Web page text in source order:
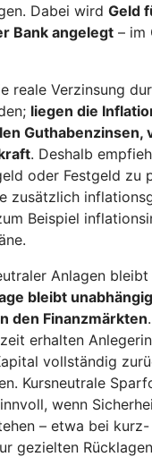
Dabei wird Geld
Bank angelegt – im
reale Verzinsung
liegen die
Guthabenzinsen,
. Deshalb
oder Festgeld zu
zusätzlich
Beispiel
Anlagen
bleibt
den Finanzmärkten
erhalten
vollständig
Kursneutrale
wenn
– etwa bei
gezielten